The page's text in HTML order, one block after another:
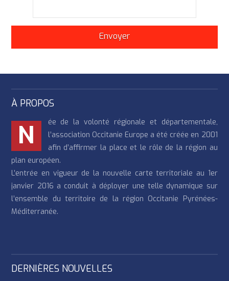
À PROPOS
N
ée de la volonté régionale et départementale,
l’association Occitanie Europe a été créée en 2001
afin d’affirmer la place et le rôle de la région au
plan européen.
L’entrée en vigueur de la nouvelle carte territoriale au 1er
janvier 2016 a conduit à déployer une telle dynamique sur
l’ensemble du territoire de la région Occitanie Pyrénées-
Méditerranée.
DERNIÈRES NOUVELLES